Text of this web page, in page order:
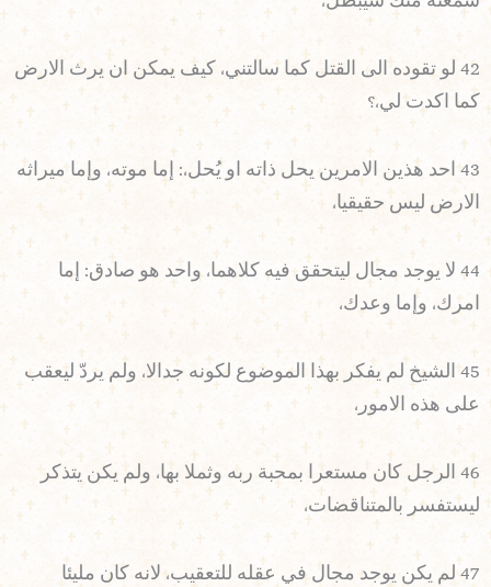
42 لو تقوده الى القتل كما سالتني، كيف يمكن ان يرث الارض
كما اكدت لي،؟
43 احد هذين الامرين يحل ذاته او يُحل،: إما موته، وإما ميراثه
الارض ليس حقيقيا،
44 لا يوجد مجال ليتحقق فيه كلاهما، واحد هو صادق: إما
امرك، وإما وعدك،
45 الشيخ لم يفكر بهذا الموضوع لكونه جدالا، ولم يردّ ليعقب
على هذه الامور،
46 الرجل كان مستعرا بمحبة ربه وثملا بها، ولم يكن يتذكر
ليستفسر بالمتناقضات،
47 لم يكن يوجد مجال في عقله للتعقيب، لانه كان مليئا